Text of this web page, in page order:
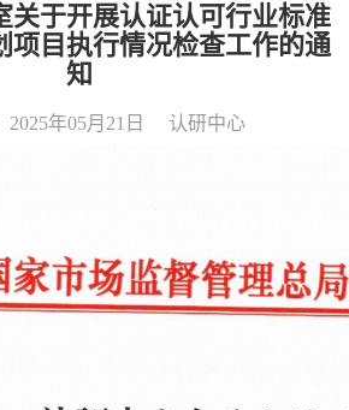
关于开展认证认可行业标准
项目执行情况检查工作的通
知
2025年05月21日 认研中心